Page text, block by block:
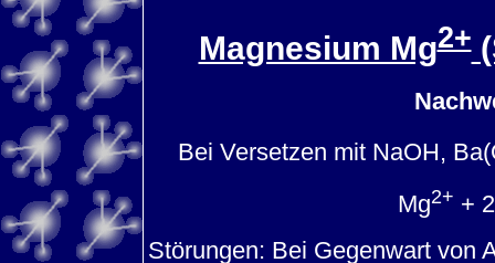
Magnesium Mg2+
Bei Versetzen mit NaOH,
Mg2+ +
Störungen: Bei Gegenwart von